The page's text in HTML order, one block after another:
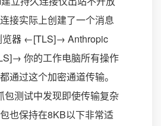
接实际上创建了一个消息
览器 ←[TLS]→ Anthropic
你的工作电脑所有操作
通过这个加密通道传输。
包测试中发现即使传输复杂
也保持在8KB以下非常适